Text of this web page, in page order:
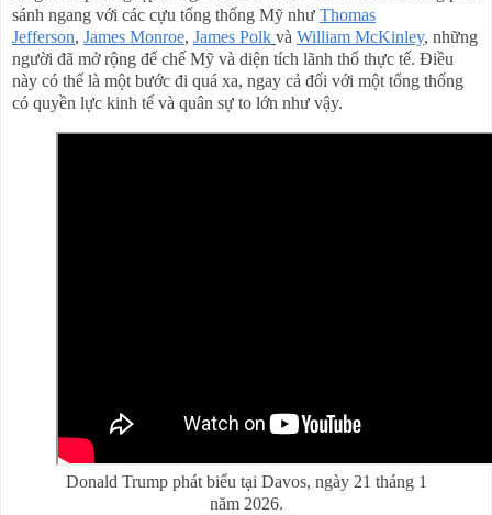
sánh ngang với các cựu tổng thống Mỹ như Thomas
Jefferson, James Monroe, James Polk và William McKinley, những
người đã mở rộng đế chế Mỹ và diện tích lãnh thổ thực tế. Điều
này có thể là một bước đi quá xa, ngay cả đối với một tổng thống
có quyền lực kinh tế và quân sự to lớn như vậy.
Donald Trump phát biểu tại Davos, ngày 21 tháng 1
năm 2026.